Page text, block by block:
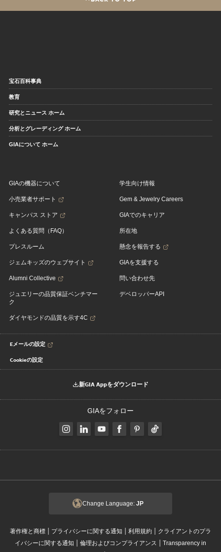
宝石百科事典
教育
研究とニュース ホーム
分析とグレーディング ホーム
GIAについて ホーム
GIAの機器について
小売業者サポート
キャンパス ストア
よくある質問（FAQ）
プレスルーム
ジェムキッズのウェブサイト
Alumni Collective
ジュエリーの品質保証ベンチマー
ク
ダイヤモンドの品質を示す4C
学生向け情報
Gem & Jewelry Careers
GIAでのキャリア
所在地
懸念を報告する
GIAを支援する
問い合わせ先
デベロッパーAPI
Eメールの設定
Cookieの設定
新GIA Appをダウンロード
GIAをフォロー
Change Language: JP
著作権と商標 | プライバシーに関する通知 | 利用規約 | クライアントのプラ
イバシーに関する通知 | 倫理およびコンプライアンス | Transparency in